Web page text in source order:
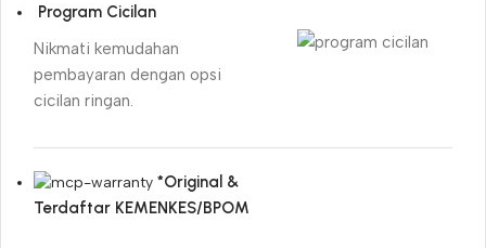
Program Cicilan
Nikmati kemudahan
pembayaran dengan opsi
cicilan ringan.
*Original &
Terdaftar KEMENKES/BPOM